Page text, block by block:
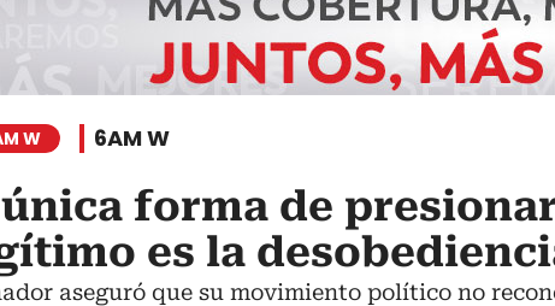
W 6AM W
forma de
es la
aseguró que su movimiento político no